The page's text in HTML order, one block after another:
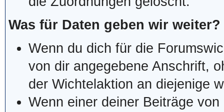
Was für Daten geben wir weiter?
Wenn du dich für die
von dir angegebene Anschrift,
der Wichtelaktion an diejenige
Wenn einer deiner Beiträge